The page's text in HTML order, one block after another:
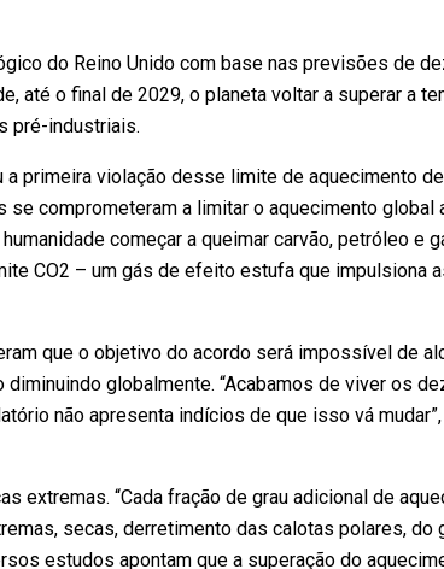
do Reino Unido com base nas previsões de
até o final de 2029, o planeta voltar a superar a
pré-industriais.
a primeira violação desse limite de aquecimento
comprometeram a limitar o aquecimento global
começar a queimar carvão, petróleo e
CO2 – um gás de efeito estufa que impulsiona
que o objetivo do acordo será impossível de
globalmente. “Acabamos de viver os
não apresenta indícios de que isso vá
extremas. “Cada fração de grau adicional de
secas, derretimento das calotas polares, do
estudos apontam que a superação do